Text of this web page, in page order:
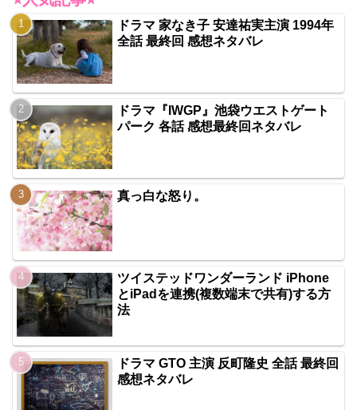
ドラマ 家なき子 安達祐実主演 1994年
全話 最終回 感想ネタバレ
ドラマ『IWGP』池袋ウエストゲート
パーク 各話 感想最終回ネタバレ
真っ白な怒り。
ツイステッドワンダーランド iPhone
とiPadを連携(複数端末で共有)する方
法
ドラマ GTO 主演 反町隆史 全話 最終回
感想ネタバレ